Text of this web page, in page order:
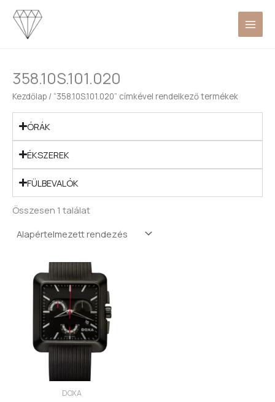
Skip
content
358.10S.101.020
Kezdőlap / “358.10S.101.020” címkével rendelkező termékek
ÓRÁK
ÉKSZEREK
FÜLBEVALÓK
Összesen 1 találat
DOXA